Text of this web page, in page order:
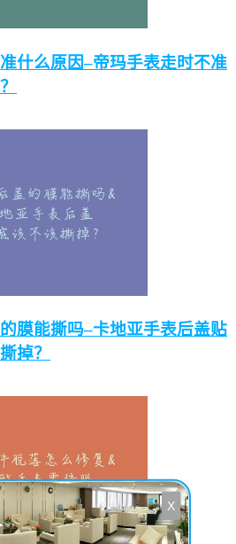
什么原因–帝玛手表走时不准
膜能撕吗–卡地亚手表后盖贴
掉？
X